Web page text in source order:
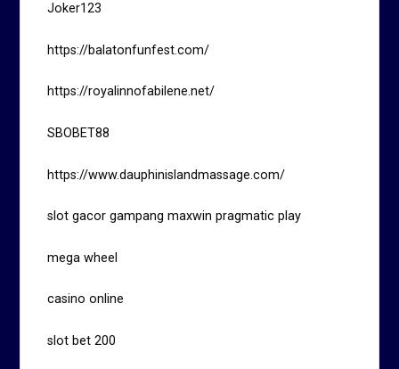
Joker123
https://balatonfunfest.com/
https://royalinnofabilene.net/
SBOBET88
https://www.dauphinislandmassage.com/
slot gacor gampang maxwin pragmatic play
mega wheel
casino online
slot bet 200